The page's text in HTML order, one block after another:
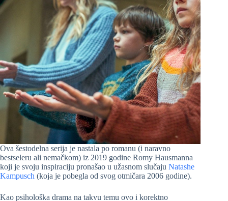
Ova šestodelna serija je nastala po romanu (i naravno
bestseleru ali nemačkom) iz 2019 godine Romy Hausmanna
koji je svoju inspiraciju pronašao u užasnom slučaju Natashe
Kampusch (koja je pobegla od svog otmičara 2006 godine).
Kao psihološka drama na takvu temu ovo i korektno